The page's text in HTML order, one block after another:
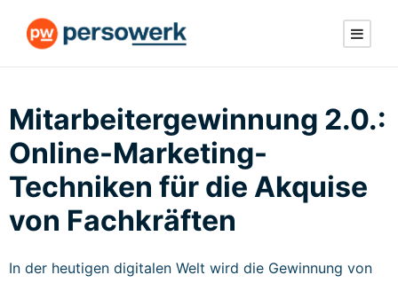
Mitarbeitergewinnung 2.0.:
Online-Marketing-
Techniken für die Akquise
von Fachkräften
In der heutigen digitalen Welt wird die Gewinnung von